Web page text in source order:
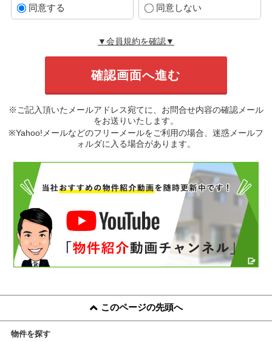
同意する 同意しない
▼会員規約を確認▼
※ご記入頂いたメールアドレス宛てに、お問合せ内容の確認メール
をお送りいたします。
※Yahoo!メールなどのフリーメールをご利用の場合、迷惑メールフ
ォルダに入る場合があります。
このページの先頭へ
物件を探す